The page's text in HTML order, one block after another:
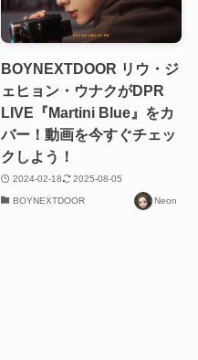
BOYNEXTDOOR リウ・ジ
ェヒョン・ウナクがDPR
LIVE『Martini Blue』をカ
バー！動画を今すぐチェッ
クしよう！
2024-02-18 2025-08-05
BOYNEXTDOOR Neon